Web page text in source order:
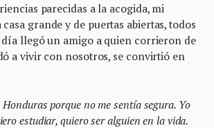
parecidas a la acogida, mi
grande y de puertas abiertas, todos
día llegó un amigo a quien corrieron de
a vivir con nosotros, se convirtió en
porque no me sentía segura. Yo
estudiar, quiero ser alguien en la vida.